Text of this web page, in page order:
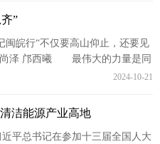
”
闽皖行“不仅要高山仰止，还要见
尚泽 邝西曦 最伟大的力量是同
国75周年华诞后不久，习近平总
2024-10-21
洁能源产业高地
平总书记在参加十三届全国人大